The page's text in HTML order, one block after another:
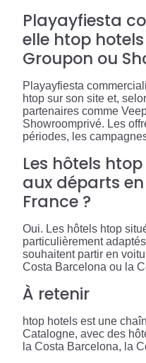
Playayfiesta
elle htop
Groupon ou
Playayfiesta
htop sur son site et,
partenaires comme
Showroomprivé. Les
périodes, les
Les hôtels
aux départs
France ?
Oui. Les hôtels htop
particulièrement
souhaitent partir en
Costa Barcelona ou la
À retenir
htop hotels est une
Catalogne, avec des
la Costa Barcelona, la